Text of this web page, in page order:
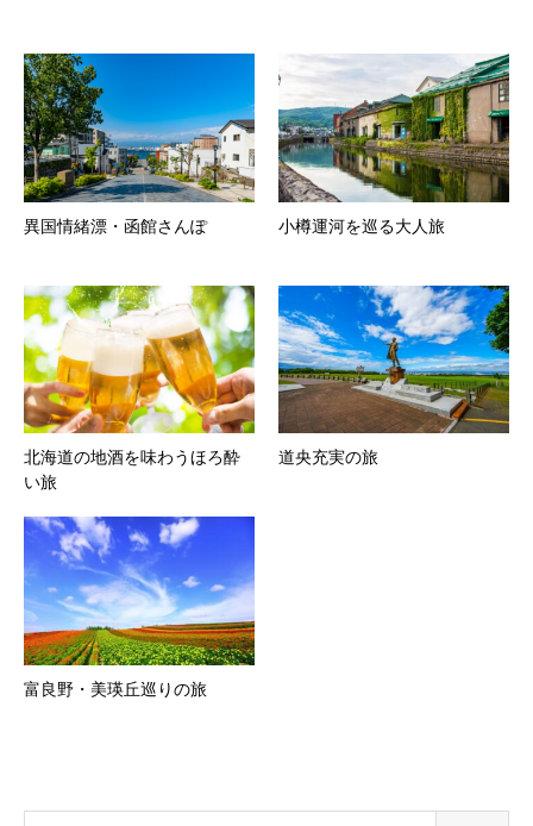
異国情緒漂・函館さんぽ 小樽運河を巡る大人旅
北海道の地酒を味わうほろ酔
い旅
道央充実の旅
富良野・美瑛丘巡りの旅